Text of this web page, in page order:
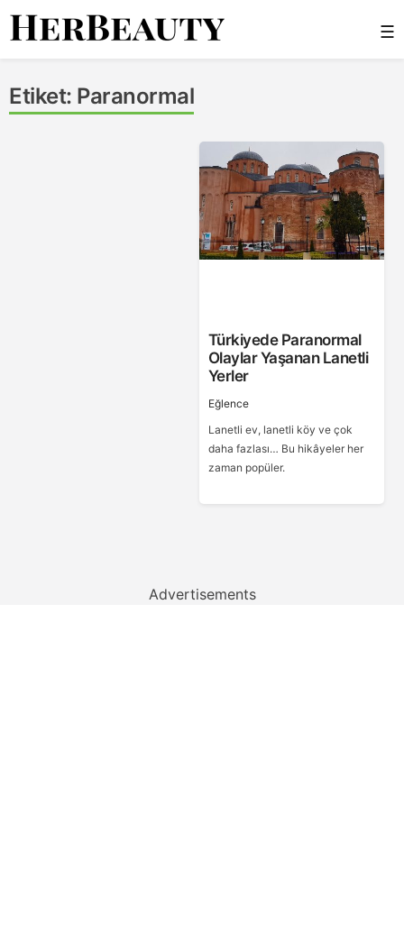
Skip
☰
Etiket: Paranormal
Türkiyede Paranormal
Olaylar Yaşanan Lanetli
Yerler
Eğlence
Lanetli ev, lanetli köy ve çok
daha fazlası… Bu hikâyeler her
zaman popüler.
Advertisements